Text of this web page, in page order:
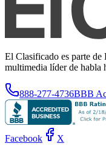
El Clasificado es parte
multimedia líder de habla
888-277-4736BBB
Facebook X